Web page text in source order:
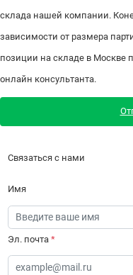
склада нашей компании.
зависимости от размера
позиции на складе в Москве
онлайн консультанта.
Связаться с нами
Имя
Эл. почта *